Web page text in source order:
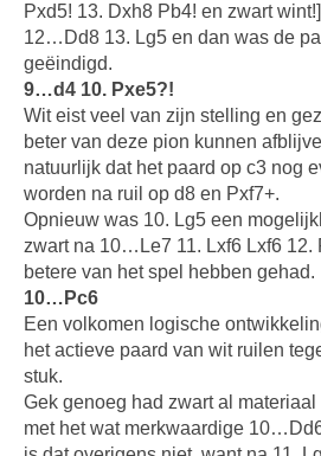
Pxd5! 13. Dxh8 Pb4! en zwart wint!]
12…Dd8 13. Lg5 en dan was de
geëindigd.
9…d4 10. Pxe5?!
Wit eist veel van zijn stelling en
beter van deze pion kunnen
natuurlijk dat het paard op c3 nog
worden na ruil op d8 en Pxf7+.
Opnieuw was 10. Lg5 een
zwart na 10…Le7 11. Lxf6 Lxf6 12.
betere van het spel hebben gehad.
10…Pc6
Een volkomen logische
het actieve paard van wit ruilen
stuk.
Gek genoeg had zwart al
met het wat merkwaardige